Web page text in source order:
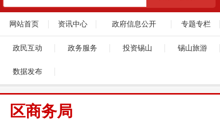
网站首页 资讯中心 政府信息公开 专题专栏
政民互动 政务服务 投资锡山 锡山旅游
数据发布
区商务局